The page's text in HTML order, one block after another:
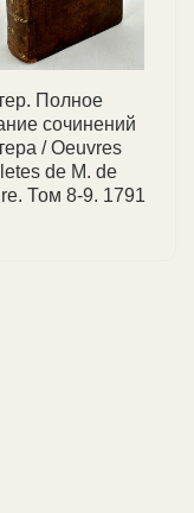
обсудить
как частных
Полное
сочинений
/ Oeuvres
de M. de
Том 8-9. 1791